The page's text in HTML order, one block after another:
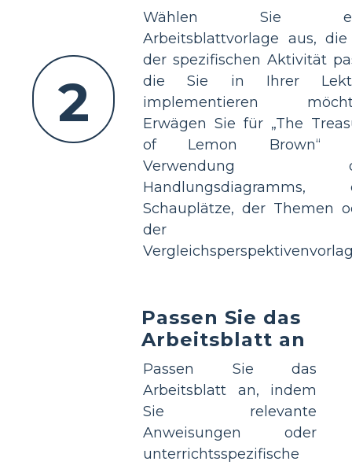
2
Wählen Sie
Arbeitsblattvorlage aus,
der spezifischen Aktivität
die Sie in Ihrer
implementieren
Erwägen Sie für „The
of Lemon Brown“
Verwendung
Handlungsdiagramms,
Schauplätze, der Themen
der
Passen Sie das
Arbeitsblatt an
Passen Sie das
Arbeitsblatt an, indem
Sie relevante
Anweisungen oder
unterrichtsspezifische